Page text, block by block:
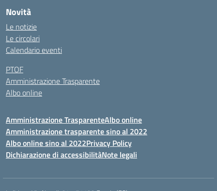
Novità
Le notizie
Le circolari
Calendario eventi
PTOF
Amministrazione Trasparente
Albo online
Amministrazione TrasparenteAlbo online
Amministrazione trasparente sino al 2022
Albo online sino al 2022Privacy Policy
Dichiarazione di accessibilitàNote legali